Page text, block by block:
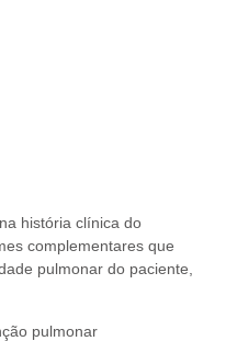
história clínica do
complementares que
pulmonar do paciente,
pulmonar